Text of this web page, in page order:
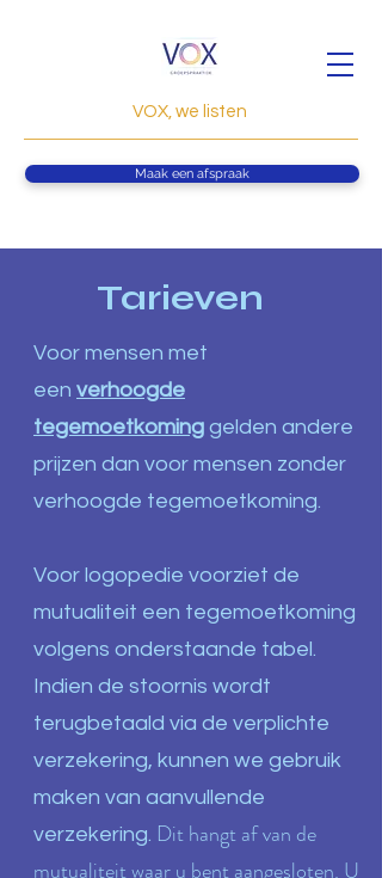
VOX, we listen
Maak een afspraak
Tarieven
Voor mensen met
een verhoogde
tegemoetkoming gelden andere
prijzen dan voor mensen zonder
verhoogde tegemoetkoming.
Voor logopedie voorziet de
mutualiteit een tegemoetkoming
volgens onderstaande tabel.
Indien de stoornis wordt
terugbetaald via de verplichte
verzekering, kunnen we gebruik
maken van aanvullende
verzekering. Dit hangt af van de
mutualiteit waar u bent aangesloten. U